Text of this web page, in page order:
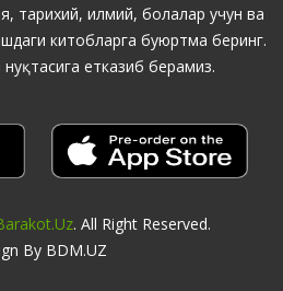
тарихий, илмий, болалар учун ва
китобларга буюртма беринг.
етказиб берамиз.
. All Right Reserved.
By BDM.UZ